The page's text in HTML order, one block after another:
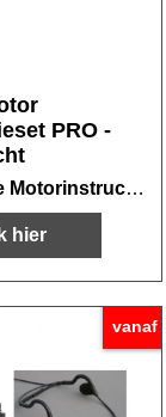
PRO -
Complete Motorinstructie set -
hier
vanaf